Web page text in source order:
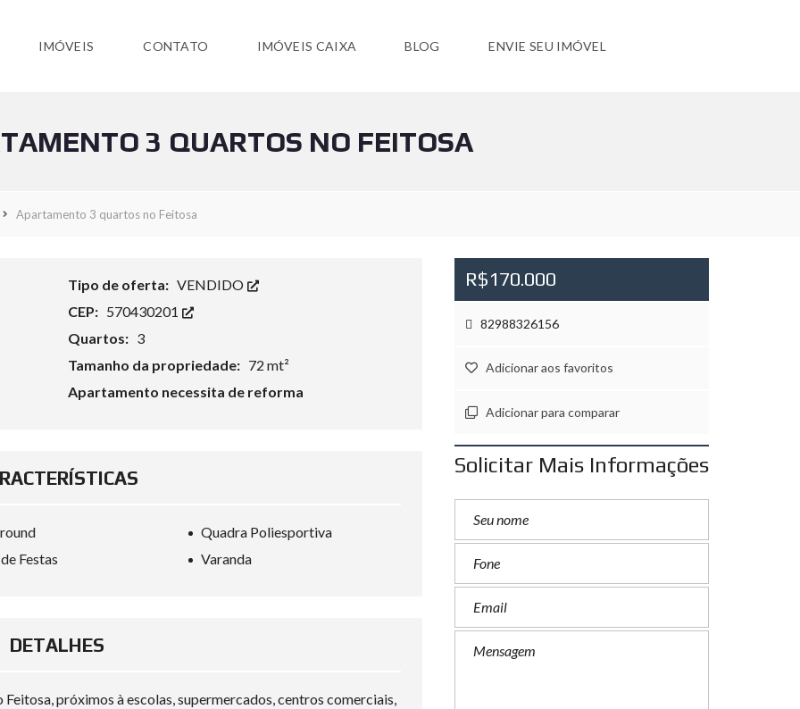
IMÓVEIS CONTATO IMÓVEIS CAIXA BLOG ENVIE SEU IMÓVEL
3 QUARTOS NO FEITOSA
Apartamento 3 quartos no Feitosa
Tipo de oferta: VENDIDO
CEP: 570430201
Quartos: 3
Tamanho da propriedade: 72 mt²
Apartamento necessita de reforma
Quadra Poliesportiva
Festas Varanda
DETALHES
próximos à escolas, supermercados, centros comerciais,
R$170.000
82988326156
Adicionar aos favoritos
Adicionar para comparar
Solicitar Mais Informações